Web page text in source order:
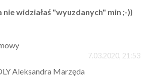
nie widziałaś "wyuzdanych" min ;-))
7.03.2020, 21:53
Aleksandra Marzęda